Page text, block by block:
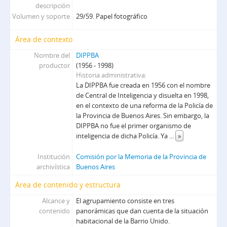
12243 - Domingo César Palaciano y otros infracción dto 78/63
12647 - [Investigación y Antecedentes de Macri Italo, integrante de la fuerza]
12660 - [Información relacionada misión comercial de la China Comunista]
12667 - [Antecedentes de Héctor Julio Spina, Roberto Reiss y Carlos Alberto del Río]
13200 - [Antecedentes de Agustín Hipólito Stachiotti]
13383 - [Antecedentes de un denunciante a la división de Orden Público]
13403 - [Detención de comunistas mientras realizaban pintadas]
13460 - [Renuncia del Presidente del H.C. Deliberante Virgilio Velázquez denunciado por contrabando]
13625 - [Detención de Roberto Bertón]
13636 - [Antecedentes de Alfredo Omar Busch]
13641 - [Antecedentes de Arnon Wolcoff Brillante]
13818 - [Eduardo Crosta o Eduardo Rosca Galvan]
14105 - Puebla
descripción
Volumen y soporte 29/59. Papel fotográfico
Área de contexto
Nombre del
productor
DIPPBA
(1956 - 1998)
Historia administrativa
La DIPPBA fue creada en 1956 con el nombre
de Central de Inteligencia y disuelta en 1998,
en el contexto de una reforma de la Policía de
la Provincia de Buenos Aires. Sin embargo, la
DIPPBA no fue el primer organismo de
inteligencia de dicha Policía. Ya ... »
Institución
archivística
Comisión por la Memoria de la Provincia de
Buenos Aires
Área de contenido y estructura
Alcance y
contenido
El agrupamiento consiste en tres
panorámicas que dan cuenta de la situación
habitacional de la Barrio Unido.